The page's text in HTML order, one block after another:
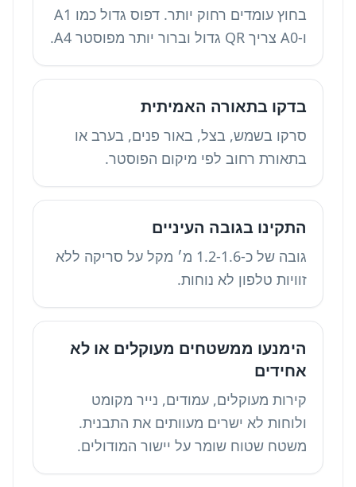
בחוץ עומדים רחוק יותר. דפוס גדול כמו A1
ו-A0 צריך QR גדול וברור יותר מפוסטר A4.
בדקו בתאורה האמיתית
סרקו בשמש, בצל, באור פנים, בערב או
בתאורת רחוב לפי מיקום הפוסטר.
התקינו בגובה העיניים
גובה של כ-1.2-1.6 מ׳ מקל על סריקה ללא
זוויות טלפון לא נוחות.
הימנעו ממשטחים מעוקלים או לא
אחידים
קירות מעוקלים, עמודים, נייר מקומט
ולוחות לא ישרים מעוותים את התבנית.
משטח שטוח שומר על יישור המודולים.